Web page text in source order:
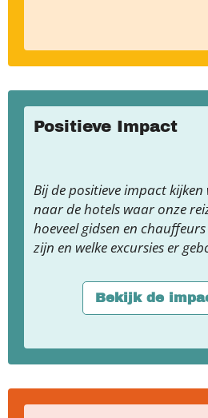
Positieve Impact
Bij de positieve impact
naar de hotels waar onze
hoeveel gidsen en
zijn en welke excursies er
Bekijk de